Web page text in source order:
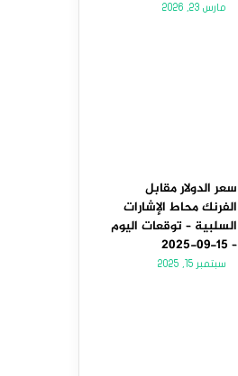
مارس 23, 2026
سعر الدولار مقابل
الفرنك محاط الإشارات
السلبية – توقعات اليوم
– 15-09-2025
سبتمبر 15, 2025